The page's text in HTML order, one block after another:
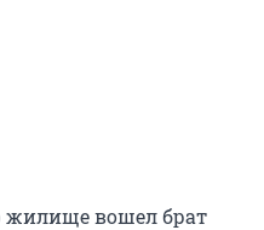
жилище вошел брат